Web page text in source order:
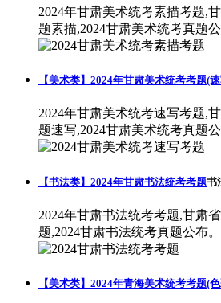
2024年甘肃美术统考素描考题,
题素描,2024甘肃美术统考真题公
【美术类】2024年甘肃美术统考考题(
2024年甘肃美术统考速写考题,
题速写,2024甘肃美术统考真题公
【书法类】2024年甘肃书法统考考题书
2024年甘肃书法统考考题,甘肃
题,2024甘肃书法统考真题公布。
【美术类】2024年青海美术统考考题(